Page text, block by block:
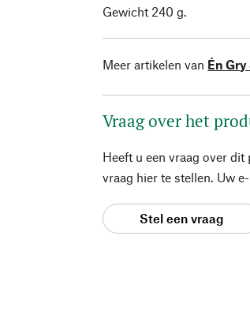
Gewicht 240 g.
Meer artikelen van Én Gry
Vraag over het
Heeft u een vraag over
vraag hier te stellen. Uw
Stel een vraag